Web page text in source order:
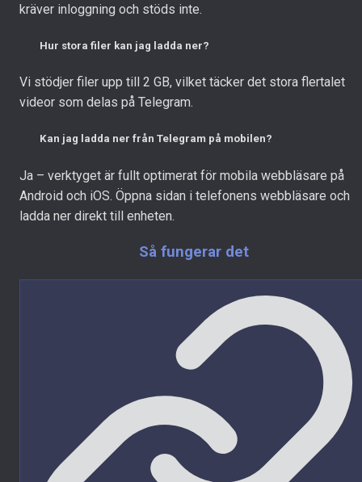
kräver inloggning och stöds inte.
Hur stora filer kan jag ladda ner?
Vi stödjer filer upp till 2 GB, vilket täcker det stora flertalet
videor som delas på Telegram.
Kan jag ladda ner från Telegram på mobilen?
Ja – verktyget är fullt optimerat för mobila webbläsare på
Android och iOS. Öppna sidan i telefonens webbläsare och
ladda ner direkt till enheten.
Så fungerar det